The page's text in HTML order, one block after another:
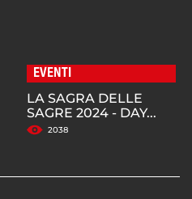
EVENTI
LA SAGRA DELLE
SAGRE 2024 - DAY...
2038